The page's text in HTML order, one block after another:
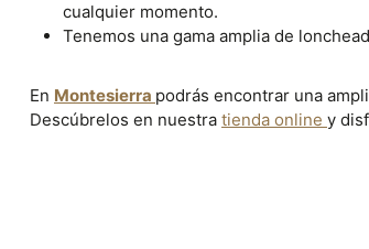
cualquier momento.
Tenemos una gama amplia de
En Montesierra podrás encontrar una
Descúbrelos en nuestra tienda online y